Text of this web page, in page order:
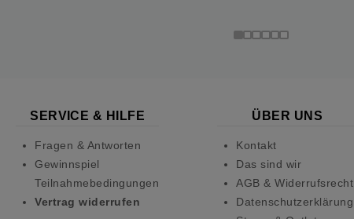
SERVICE & HILFE
Fragen & Antworten
Gewinnspiel
Teilnahmebedingungen
Vertrag widerrufen
ÜBER UNS
Kontakt
Das sind wir
AGB & Widerrufsrecht
Datenschutzerklärung